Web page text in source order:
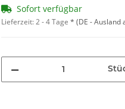
Sofort verfügbar
Lieferzeit:2 - 4 Tage * (DE - Ausland